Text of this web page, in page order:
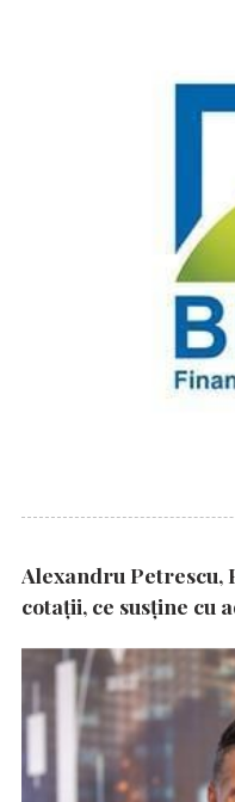
Alexandru Petrescu,
cotații, ce susține cu